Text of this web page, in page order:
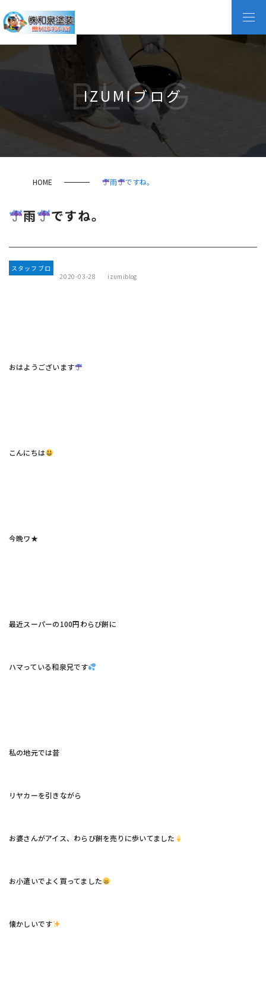
IZUMIブログ
BLOG
HOME 雨 ですね。
雨 ですね。
スタッフブロ
2020-03-28 izumiblog
おはようございます
こんにちは
今晩ワ★
最近スーパーの100円わらび餅に
ハマっている和泉兄です
私の地元では昔
リヤカーを引きながら
お婆さんがアイス、わらび餅を売りに歩いてました
お小遣いでよく買ってました
懐かしいです